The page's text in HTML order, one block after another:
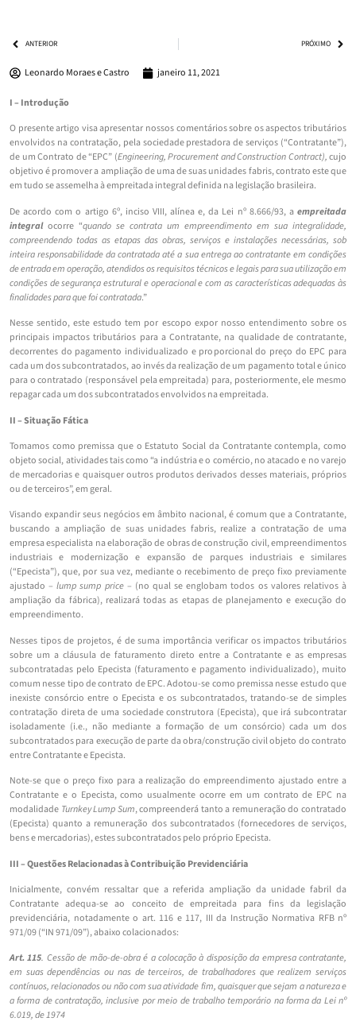
ANTERIOR PRÓXIMO
Leonardo Moraes e Castro janeiro 11, 2021
I – Introdução
O presente artigo visa apresentar nossos comentários sobre os aspectos tributários
envolvidos na contratação, pela sociedade prestadora de serviços (“Contratante”),
de um Contrato de “EPC” (Engineering, Procurement and Construction Contract),cujo
objetivo é promover a ampliação de uma de suas unidades fabris, contrato este que
em tudo se assemelha à empreitada integral definida na legislação brasileira.
De acordo com o artigo 6º, inciso VIII, alínea e, da Lei nº 8.666/93, a empreitada
integralocorre “quando se contrata um empreendimento em sua integralidade,
compreendendo todas as etapas das obras, serviços e instalações necessárias, sob
inteira responsabilidade da contratada até a sua entrega ao contratante em condições
de entrada em operação, atendidos os requisitos técnicos e legais para sua utilização em
condições de segurança estrutural e operacional e com as características adequadas às
finalidades para que foi contratada.”
Nesse sentido, este estudo tem por escopo expor nosso entendimento sobre os
principais impactos tributários para a Contratante, na qualidade de contratante,
decorrentes do pagamento individualizado e proporcional do preço do EPC para
cada um dos subcontratados, ao invés da realização de um pagamento total e único
para o contratado (responsável pela empreitada) para, posteriormente, ele mesmo
repagar cada um dos subcontratados envolvidos na empreitada.
II – Situação Fática
Tomamos como premissa que o Estatuto Social da Contratante contempla, como
objeto social, atividades tais como “a indústria e o comércio, no atacado e no varejo
de mercadorias e quaisquer outros produtos derivados desses materiais, próprios
ou de terceiros”, em geral.
Visando expandir seus negócios em âmbito nacional, é comum que a Contratante,
buscando a ampliação de suas unidades fabris, realize a contratação de uma
empresa especialista na elaboração de obras de construção civil, empreendimentos
industriais e modernização e expansão de parques industriais e similares
(“Epecista”), que, por sua vez, mediante o recebimento de preço fixo previamente
ajustado –lump sump price– (no qual se englobam todos os valores relativos à
ampliação da fábrica), realizará todas as etapas de planejamento e execução do
empreendimento.
Nesses tipos de projetos, é de suma importância verificar os impactos tributários
sobre um a cláusula de faturamento direto entre a Contratante e as empresas
subcontratadas pelo Epecista (faturamento e pagamento individualizado), muito
comum nesse tipo de contrato de EPC. Adotou-se como premissa nesse estudo que
inexiste consórcio entre o Epecista e os subcontratados, tratando-se de simples
contratação direta de uma sociedade construtora (Epecista), que irá subcontratar
isoladamente (i.e., não mediante a formação de um consórcio) cada um dos
subcontratados para execução de parte da obra/construção civil objeto do contrato
entre Contratante e Epecista.
Note-se que o preço fixo para a realização do empreendimento ajustado entre a
Contratante e o Epecista, como usualmente ocorre em um contrato de EPC na
modalidade Turnkey Lump Sum, compreenderá tanto a remuneração do contratado
(Epecista) quanto a remuneração dos subcontratados (fornecedores de serviços,
bens e mercadorias), estes subcontratados pelo próprio Epecista.
III – Questões Relacionadas à Contribuição Previdenciária
Inicialmente, convém ressaltar que a referida ampliação da unidade fabril da
Contratante adequa-se ao conceito de empreitada para fins da legislação
previdenciária, notadamente o art. 116 e 117, III da Instrução Normativa RFB nº
971/09 (“IN 971/09”), abaixo colacionados:
Art. 115. Cessão de mão-de-obra é a colocação à disposição da empresa contratante,
em suas dependências ou nas de terceiros, de trabalhadores que realizem serviços
contínuos, relacionados ou não com sua atividade fim, quaisquer que sejam a natureza e
a forma de contratação, inclusive por meio de trabalho temporário na forma da Lei nº
6.019, de 1974